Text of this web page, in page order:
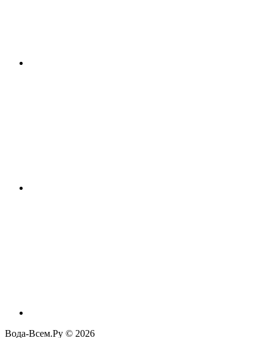
Вода-Всем.Ру © 2026